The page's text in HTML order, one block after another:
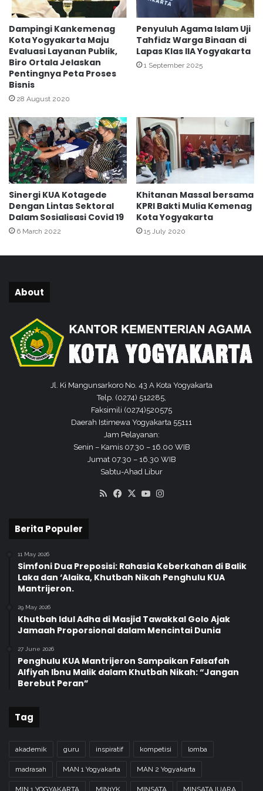
B
u
d
u
r
a
n
u
r
u
t
D
i
d
o
a
k
o
g
y
a
S
a
m
b
t
R
a
n
g
a
i
n
R
e
Dampingi Kankemenag
Kota Yogyakarta Maju
Evaluasi Layanan Publik,
Biro Ortala Jelaskan
Pentingnya Peta Proses
Bisnis
28 August 2020
Penyuluh Agama Islam Uji
Tahfidz Warga Binaan di
Lapas Klas IIA Yogyakarta
1 September 2025
Sinergi KUA Kotagede
Dengan Lintas Sektoral
Dalam Sosialisasi Covid 19
6 March 2022
Khitanan Massal bersama
KPRI Bakti Mulia Kemenag
Kota Yogyakarta
15 July 2020
About
Jl. Ki Mangunsarkoro No. 43 A Kota Yogyakarta
Telp. (0274) 512285,
Faksimili (0274)520575
Daerah Istimewa Yogyakarta 55111
Jam Pelayanan:
Senin – Kamis 07.30 – 16.00 WIB
Jumat 07.30 – 16.30 WIB
Sabtu-Ahad Libur
RSS Facebook
X YouTube
Berita Populer
11 May 2026
Simfoni Dua Preposisi: Rahasia Keberkahan di Balik
Laka dan ‘Alaika, Khutbah Nikah Penghulu KUA
Mantrijeron.
29 May 2026
Khutbah Idul Adha di Masjid Tawakkal Golo Ajak
Jamaah Proporsional dalam Mencintai Dunia
27 June 2026
Penghulu KUA Mantrijeron Sampaikan Falsafah
Alfiyah Ibnu Malik dalam Khutbah Nikah: “Jangan
Berebut Peran”
Tag
akademik guru inspiratif kompetisi lomba
madrasah MAN 1 Yogyakarta MAN 2 Yogyakarta